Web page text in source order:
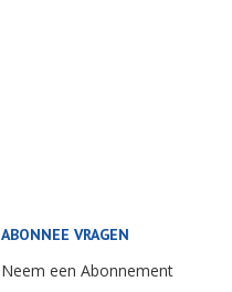
ABONNEE VRAGEN
Neem een Abonnement